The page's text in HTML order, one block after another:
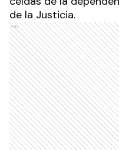
de la Justicia.
Ads